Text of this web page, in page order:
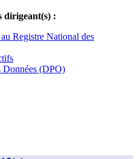
dirigeant(s) :
Registre National des
Données (DPO)